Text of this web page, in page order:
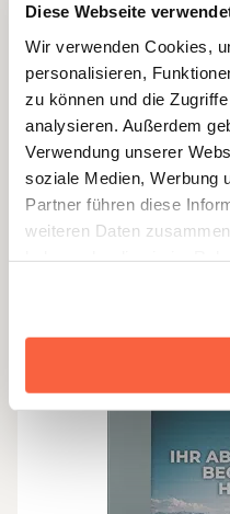
Diese Webseite
Wir verwenden Cookies,
personalisieren,
zu können und die
analysieren. Außerdem
Verwendung unserer
soziale Medien, Werbung
Partner führen diese
weiteren Daten
friendlyway
Robuste Infostele für
ab 12110.00 €
JETZT